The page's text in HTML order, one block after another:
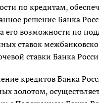
по кредитам,
решение Банка
его возможности по
ставок
ставки Банка
кредитов Банка
золотом,